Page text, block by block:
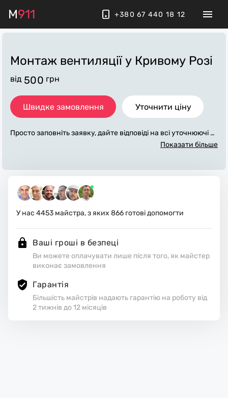
M911 +380 67 440 18 12
Монтаж вентиляціїу Кривому Розі
від 500 грн
Швидке замовлення Уточнити ціну
Просто заповніть заявку, дайте відповіді на всі уточнюючі за
питання по «монтаж вентиляції». Ми зв'яжемося з вами пр
Виконавці стежать за чистотою та прибирають робоче місц
Показати більше
У нас 4453 майстра, з яких 866 готові допомогти
Ваші гроші в безпеці
Ви можете оплачувати лише після того, як майстер
виконає замовлення
Гарантія
Більшість майстрів надають гарантію на роботу від
2 тижнів до 12 місяців